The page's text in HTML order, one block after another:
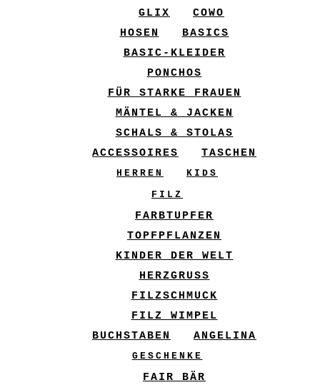
GLIX
COWO
HOSEN
BASICS
BASIC-KLEIDER
PONCHOS
FÜR STARKE FRAUEN
MÄNTEL & JACKEN
SCHALS & STOLAS
ACCESSOIRES
TASCHEN
HERREN
KIDS
FILZ
FARBTUPFER
TOPFPFLANZEN
KINDER DER WELT
HERZGRUSS
FILZSCHMUCK
FILZ WIMPEL
BUCHSTABEN
ANGELINA
GESCHENKE
FAIR BÄR